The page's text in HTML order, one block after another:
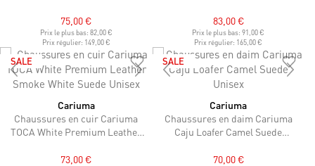
75,00 €
Prix le plus bas: 82,00 €
Prix régulier: 149,00 €
83,00 €
Prix le plus bas:91,00 €
Prix régulier: 165,00 €
SALE
Cariuma
Chaussures en cuir Cariuma
TOCA White Premium Leather
73,00 €
SALE
Cariuma
Chaussures en daim Cariuma
Caju Loafer Camel Suede
70,00 €